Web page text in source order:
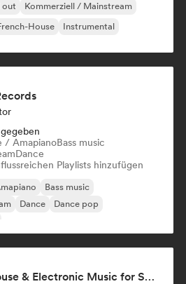
out
Kommerziell / Mainstream
House Instrumental
/ AmapianoBass music
Dance
Playlists hinzufügen
Bass music
Dance
Dance pop
Techno/House & Electronic Music for Svea Playlists